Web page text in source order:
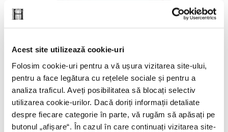
Acest site utilizează cookie-uri
Folosim cookie-uri pentru a vă ușura vizitarea site-ului,
pentru a face legătura cu rețelele sociale și pentru a
analiza traficul. Aveți posibilitatea să blocați selectiv
utilizarea cookie-urilor. Dacă doriți informații detaliate
despre fiecare categorie în parte, vă rugăm să apăsați pe
butonul „ afișare“. În cazul în care continuați vizitarea site-